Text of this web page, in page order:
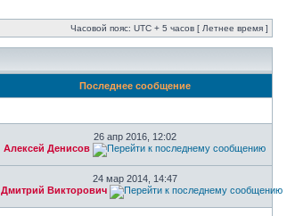
Часовой пояс: UTC + 5 часов [ Летнее время ]
Последнее сообщение
26 апр 2016, 12:02
Алексей Денисов
24 мар 2014, 14:47
Дмитрий Викторович